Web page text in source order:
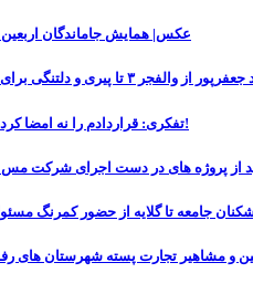
عکس| همایش جاماندگان
و دلتنگی برای رفقای شهید
تفکری: قراردادم را نه امضا کردم نه ثبت شد!
از پروژه های در دست اجرای شرکت
جامعه تا گلایه از حضور کمرنگ
و مشاهیر تجارت پسته شهرستان های